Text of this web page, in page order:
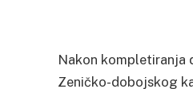
Nakon kompletiranja
Zeničko-dobojskog